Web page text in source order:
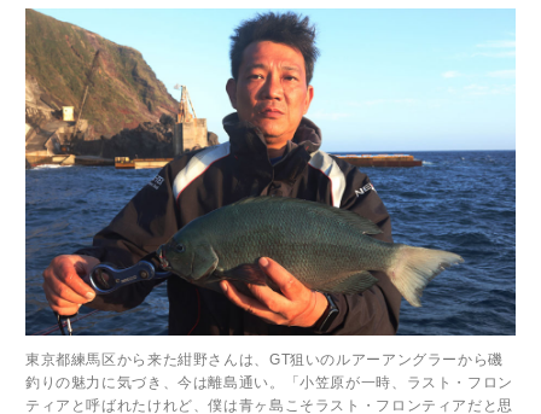
東京都練馬区から来た紺野さんは、GT狙いのルアーアングラーから磯
釣りの魅力に気づき、今は離島通い。「小笠原が一時、ラスト・フロン
ティアと呼ばれたけれど、僕は青ヶ島こそラスト・フロンティアだと思